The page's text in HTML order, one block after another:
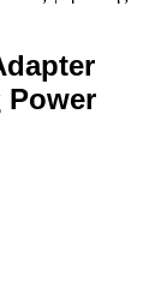
Power